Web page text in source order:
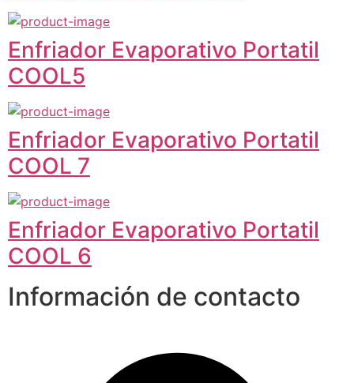
Enfriador Evaporativo Portatil
COOL5
Enfriador Evaporativo Portatil
COOL 7
Enfriador Evaporativo Portatil
COOL 6
Información de contacto